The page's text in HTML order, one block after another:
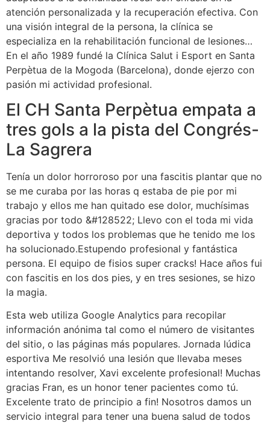
atención personalizada y la recuperación efectiva. Con
una visión integral de la persona, la clínica se
especializa en la rehabilitación funcional de lesiones…
En el año 1989 fundé la Clínica Salut i Esport en Santa
Perpètua de la Mogoda (Barcelona), donde ejerzo con
pasión mi actividad profesional.
El CH Santa Perpètua empata a
tres gols a la pista del Congrés-
La Sagrera
Tenía un dolor horroroso por una fascitis plantar que no
se me curaba por las horas q estaba de pie por mi
trabajo y ellos me han quitado ese dolor, muchísimas
gracias por todo &#128522; Llevo con el toda mi vida
deportiva y todos los problemas que he tenido me los
ha solucionado.Estupendo profesional y fantástica
persona. El equipo de fisios super cracks! Hace años fui
con fascitis en los dos pies, y en tres sesiones, se hizo
la magia.
Esta web utiliza Google Analytics para recopilar
información anónima tal como el número de visitantes
del sitio, o las páginas más populares. Jornada lúdica
esportiva Me resolvió una lesión que llevaba meses
intentando resolver, Xavi excelente profesional! Muchas
gracias Fran, es un honor tener pacientes como tú.
Excelente trato de principio a fin! Nosotros damos un
servicio integral para tener una buena salud de todos